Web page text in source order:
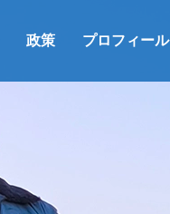
政策 プロフィール